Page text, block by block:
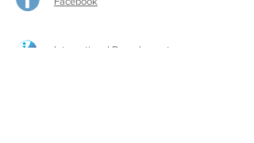
International Baccalaureate